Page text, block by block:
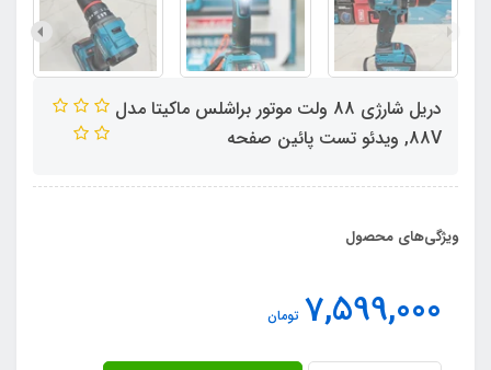
دریل شارژی 88 ولت موتور براشلس ماکیتا مدل
88V, ویدئو تست پائین صفحه
ویژگی‌های محصول
7,599,000 تومان